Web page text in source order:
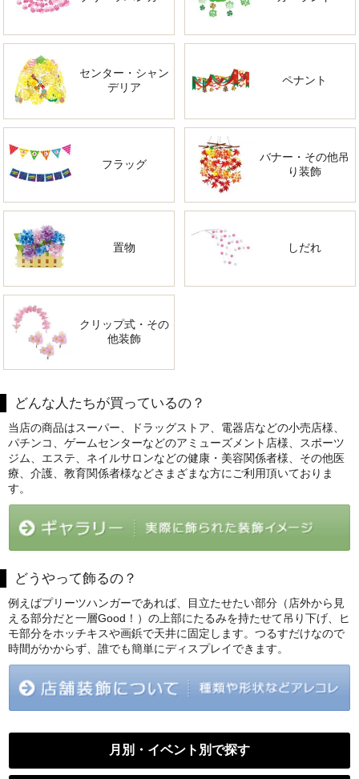
センター・シャン
デリア
ペナント
フラッグ
バナー・その他吊
り装飾
置物 しだれ
クリップ式・その
他装飾
どんな人たちが買っているの？
当店の商品はスーパー、ドラッグストア、電器店などの小売店様、
パチンコ、ゲームセンターなどのアミューズメント店様、スポーツ
ジム、エステ、ネイルサロンなどの健康・美容関係者様、その他医
療、介護、教育関係者様などさまざまな方にご利用頂いておりま
す。
どうやって飾るの？
例えばプリーツハンガーであれば、目立たせたい部分（店外から見
える部分だと一層Good！）の上部にたるみを持たせて吊り下げ、ヒ
モ部分をホッチキスや画鋲で天井に固定します。つるすだけなので
時間がかからず、誰でも簡単にディスプレイできます。
月別・イベント別で探す